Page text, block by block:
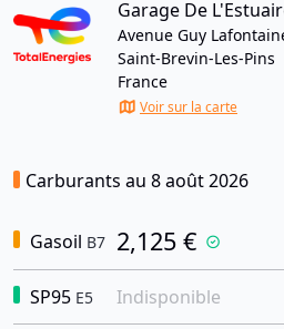
Garage De
Avenue Guy
Saint-Brevin-Les-Pins
France
Voir sur la carte
Carburants au 8 août 2026
Gasoil B7 2,125 €
SP95 E5 Indisponible